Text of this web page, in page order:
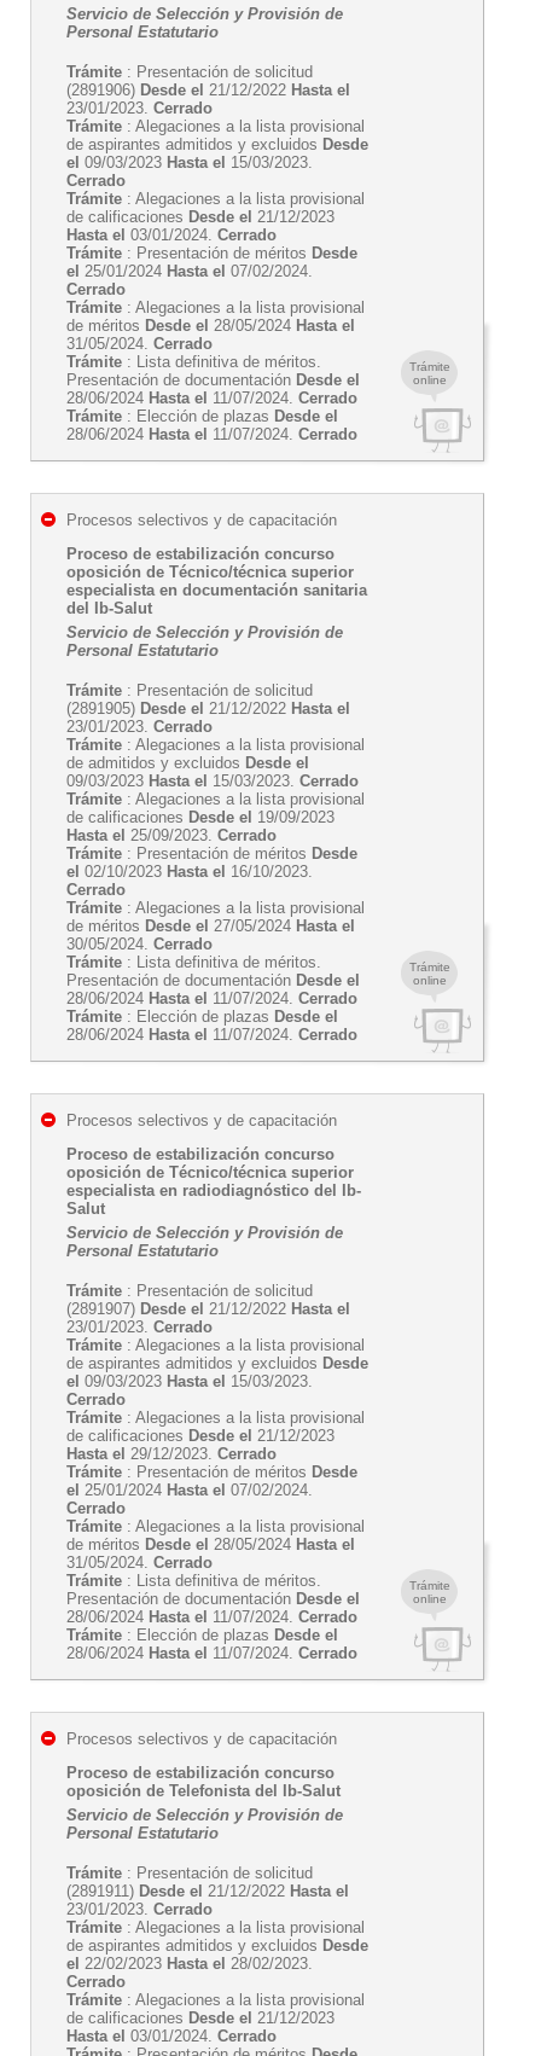
Trámite
online
Servicio de Selección y Provisión de
Personal Estatutario
Trámite : Presentación de solicitud
(2891906) Desde el 21/12/2022 Hasta el
23/01/2023. Cerrado
Trámite : Alegaciones a la lista provisional
de aspirantes admitidos y excluidos Desde
el 09/03/2023 Hasta el 15/03/2023.
Cerrado
Trámite : Alegaciones a la lista provisional
de calificaciones Desde el 21/12/2023
Hasta el 03/01/2024. Cerrado
Trámite : Presentación de méritos Desde
el 25/01/2024 Hasta el 07/02/2024.
Cerrado
Trámite : Alegaciones a la lista provisional
de méritos Desde el 28/05/2024 Hasta el
31/05/2024. Cerrado
Trámite : Lista definitiva de méritos.
Presentación de documentación Desde el
28/06/2024 Hasta el 11/07/2024. Cerrado
Trámite : Elección de plazas Desde el
28/06/2024 Hasta el 11/07/2024. Cerrado
Trámite
online
Procesos selectivos y de capacitación
Proceso de estabilización concurso
oposición de Técnico/técnica superior
especialista en documentación sanitaria
del Ib-Salut
Servicio de Selección y Provisión de
Personal Estatutario
Trámite : Presentación de solicitud
(2891905) Desde el 21/12/2022 Hasta el
23/01/2023. Cerrado
Trámite : Alegaciones a la lista provisional
de admitidos y excluidos Desde el
09/03/2023 Hasta el 15/03/2023. Cerrado
Trámite : Alegaciones a la lista provisional
de calificaciones Desde el 19/09/2023
Hasta el 25/09/2023. Cerrado
Trámite : Presentación de méritos Desde
el 02/10/2023 Hasta el 16/10/2023.
Cerrado
Trámite : Alegaciones a la lista provisional
de méritos Desde el 27/05/2024 Hasta el
30/05/2024. Cerrado
Trámite : Lista definitiva de méritos.
Presentación de documentación Desde el
28/06/2024 Hasta el 11/07/2024. Cerrado
Trámite : Elección de plazas Desde el
28/06/2024 Hasta el 11/07/2024. Cerrado
Trámite
online
Procesos selectivos y de capacitación
Proceso de estabilización concurso
oposición de Técnico/técnica superior
especialista en radiodiagnóstico del Ib-
Salut
Servicio de Selección y Provisión de
Personal Estatutario
Trámite : Presentación de solicitud
(2891907) Desde el 21/12/2022 Hasta el
23/01/2023. Cerrado
Trámite : Alegaciones a la lista provisional
de aspirantes admitidos y excluidos Desde
el 09/03/2023 Hasta el 15/03/2023.
Cerrado
Trámite : Alegaciones a la lista provisional
de calificaciones Desde el 21/12/2023
Hasta el 29/12/2023. Cerrado
Trámite : Presentación de méritos Desde
el 25/01/2024 Hasta el 07/02/2024.
Cerrado
Trámite : Alegaciones a la lista provisional
de méritos Desde el 28/05/2024 Hasta el
31/05/2024. Cerrado
Trámite : Lista definitiva de méritos.
Presentación de documentación Desde el
28/06/2024 Hasta el 11/07/2024. Cerrado
Trámite : Elección de plazas Desde el
28/06/2024 Hasta el 11/07/2024. Cerrado
Procesos selectivos y de capacitación
Proceso de estabilización concurso
oposición de Telefonista del Ib-Salut
Servicio de Selección y Provisión de
Personal Estatutario
Trámite : Presentación de solicitud
(2891911) Desde el 21/12/2022 Hasta el
23/01/2023. Cerrado
Trámite : Alegaciones a la lista provisional
de aspirantes admitidos y excluidos Desde
el 22/02/2023 Hasta el 28/02/2023.
Cerrado
Trámite : Alegaciones a la lista provisional
de calificaciones Desde el 21/12/2023
Hasta el 03/01/2024. Cerrado